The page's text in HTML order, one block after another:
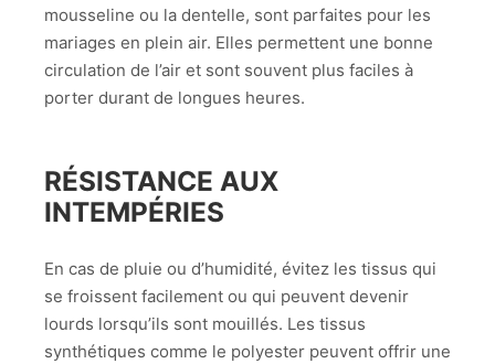
mousseline ou la dentelle, sont parfaites pour les
mariages en plein air. Elles permettent une bonne
circulation de l’air et sont souvent plus faciles à
porter durant de longues heures.
RÉSISTANCE AUX
INTEMPÉRIES
En cas de pluie ou d’humidité, évitez les tissus qui
se froissent facilement ou qui peuvent devenir
lourds lorsqu’ils sont mouillés. Les tissus
synthétiques comme le polyester peuvent offrir une